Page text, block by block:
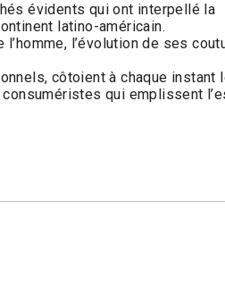
évidents qui ont interpellé la
latino-américain.
l’évolution de ses
côtoient à chaque instant
qui emplissent